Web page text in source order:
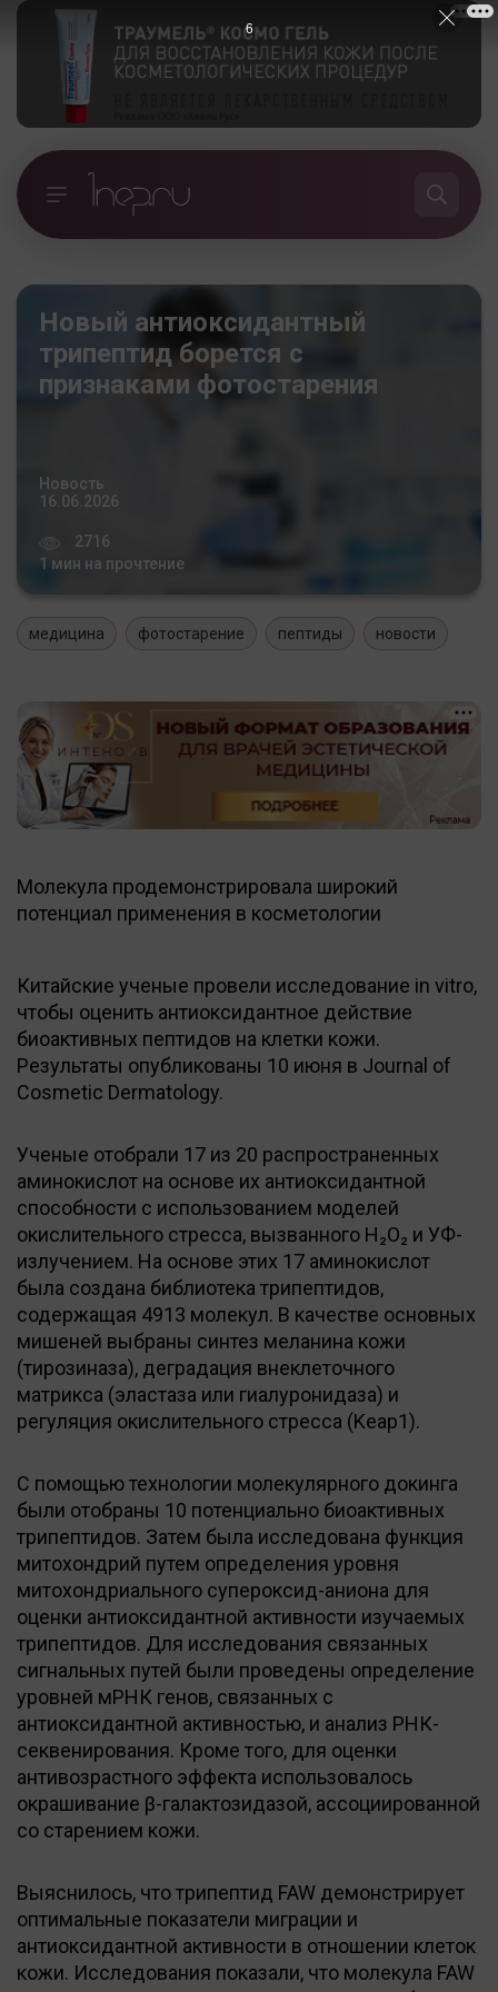
Новый антиоксидантный
трипептид борется с
признаками фотостарения
Новость
16.06.2026
2716
1 мин на прочтение
медицина фотостарение пептиды новости
Молекула продемонстрировала широкий
потенциал применения в косметологии
Китайские ученые провели исследование in vitro,
чтобы оценить антиоксидантное действие
биоактивных пептидов на клетки кожи.
Результаты опубликованы 10 июня в Journal of
Cosmetic Dermatology.
Ученые отобрали 17 из 20 распространенных
аминокислот на основе их антиоксидантной
способности с использованием моделей
окислительного стресса, вызванного H₂O₂ и УФ-
излучением. На основе этих 17 аминокислот
была создана библиотека трипептидов,
содержащая 4913 молекул. В качестве основных
мишеней выбраны синтез меланина кожи
(тирозиназа), деградация внеклеточного
матрикса (эластаза или гиалуронидаза) и
регуляция окислительного стресса (Keap1).
С помощью технологии молекулярного докинга
были отобраны 10 потенциально биоактивных
трипептидов. Затем была исследована функция
митохондрий путем определения уровня
митохондриального супероксид-аниона для
оценки антиоксидантной активности изучаемых
трипептидов. Для исследования связанных
сигнальных путей были проведены определение
уровней мРНК генов, связанных с
антиоксидантной активностью, и анализ РНК-
секвенирования. Кроме того, для оценки
антивозрастного эффекта использовалось
окрашивание β-галактозидазой, ассоциированной
со старением кожи.
Выяснилось, что трипептид FAW демонстрирует
оптимальные показатели миграции и
антиоксидантной активности в отношении клеток
кожи. Исследования показали, что молекула FAW
5